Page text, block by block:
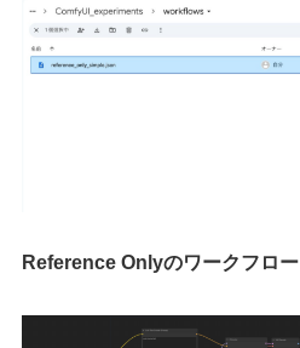
Reference Onlyのワークフロー